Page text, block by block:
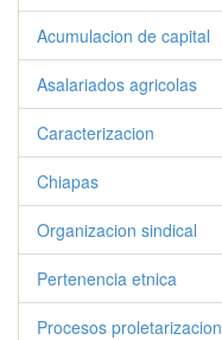
Acumulacion de capital
Asalariados agricolas
Caracterizacion
Chiapas
Organizacion sindical
Pertenencia etnica
Procesos proletarizacion